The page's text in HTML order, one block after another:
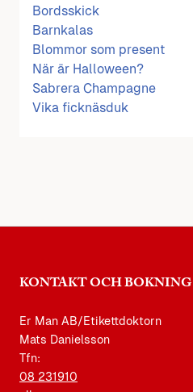
Bordsskick
Barnkalas
Blommor som present
När är Halloween?
Sabrera Champagne
Vika ficknäsduk
KONTAKT OCH BOKNING
Er Man AB/Etikettdoktorn
Mats Danielsson
Tfn:
08 231910